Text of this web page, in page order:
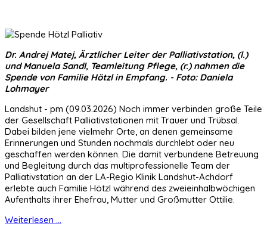
Dr. Andrej Matej, Ärztlicher Leiter der Palliativstation, (l.)
und Manuela Sandl, Teamleitung Pflege, (r.) nahmen die
Spende von Familie Hötzl in Empfang. - Foto: Daniela
Lohmayer
Landshut - pm (09.03.2026) Noch immer verbinden große Teile
der Gesellschaft Palliativstationen mit Trauer und Trübsal.
Dabei bilden jene vielmehr Orte, an denen gemeinsame
Erinnerungen und Stunden nochmals durchlebt oder neu
geschaffen werden können. Die damit verbundene Betreuung
und Begleitung durch das multiprofessionelle Team der
Palliativstation an der LA-Regio Klinik Landshut-Achdorf
erlebte auch Familie Hötzl während des zweieinhalbwöchigen
Aufenthalts ihrer Ehefrau, Mutter und Großmutter Ottilie.
Weiterlesen ...